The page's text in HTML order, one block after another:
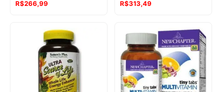
R$266,99
R$313,49